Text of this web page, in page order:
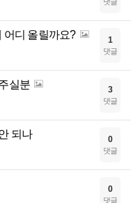
어디 올릴까요? 1
댓글
실분 3
댓글
되나 0
댓글
0
댓글